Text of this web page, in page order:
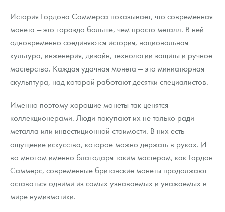
История Гордона Саммерса показывает, что современная
монета — это гораздо больше, чем просто металл. В ней
одновременно соединяются история, национальная
культура, инженерия, дизайн, технологии защиты и ручное
мастерство. Каждая удачная монета — это миниатюрная
скульптура, над которой работают десятки специалистов.
Именно поэтому хорошие монеты так ценятся
коллекционерами. Люди покупают их не только ради
металла или инвестиционной стоимости. В них есть
ощущение искусства, которое можно держать в руках. И
во многом именно благодаря таким мастерам, как Гордон
Саммерс, современные британские монеты продолжают
оставаться одними из самых узнаваемых и уважаемых в
мире нумизматики.